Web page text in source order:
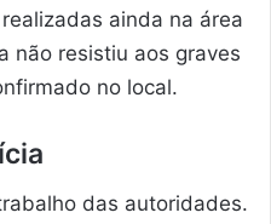
ainda na área
não resistiu aos graves
no local.
das autoridades.